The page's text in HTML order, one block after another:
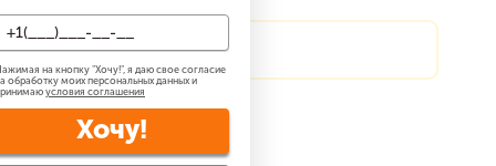
Сделаем скидку!
—бесплатно ?
на кнопку "Хочу!", я даю свое согласие
обработку моих персональных данных и
условия соглашения
Хочу!